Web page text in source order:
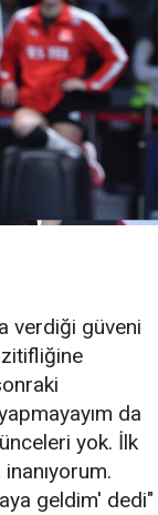
verdiği güveni
da
yok. İlk
geldim' dedi"